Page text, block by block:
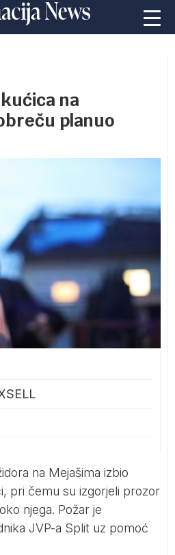
na
planuo
na Mejašima izbio
pri čemu su izgorjeli prozor
njega. Požar je
JVP-a Split uz pomoć